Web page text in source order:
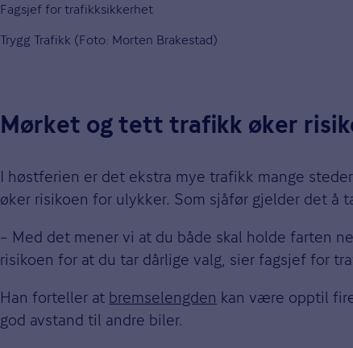
Fagsjef for trafikksikkerhet
Trygg Trafikk (Foto: Morten Brakestad)
Mørket og tett trafikk øker
I høstferien er det ekstra mye trafikk mange
øker risikoen for ulykker. Som sjåfør gjelder det å
– Med det mener vi at du både skal holde farten
risikoen for at du tar dårlige valg, sier fagsjef for
Han forteller at bremselengden kan være opptil
god avstand til andre biler.